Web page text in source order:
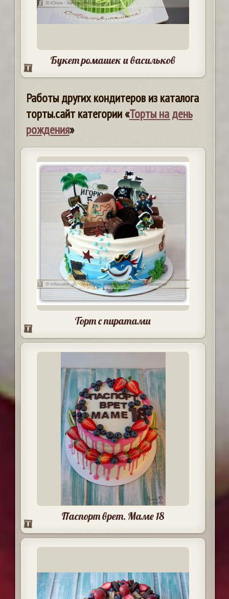
Букет ромашек и васильков
Работы других кондитеров из каталога
торты.сайт категории «Торты на день
рождения»
Торт с пиратами
Паспорт врет. Маме 18